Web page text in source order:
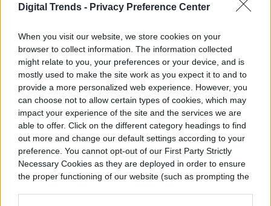
Digital Trends - Privacy Preference Center
When you visit our website, we store cookies on your
browser to collect information. The information collected
might relate to you, your preferences or your device, and is
mostly used to make the site work as you expect it to and to
provide a more personalized web experience. However, you
can choose not to allow certain types of cookies, which may
impact your experience of the site and the services we are
able to offer. Click on the different category headings to find
out more and change our default settings according to your
preference. You cannot opt-out of our First Party Strictly
Necessary Cookies as they are deployed in order to ensure
the proper functioning of our website (such as prompting the
El público puede haber estado confundido
por la toma de Rocket abrazando a una
nutria en el trailer, pero esto último es
mucho más importante de lo que uno
pensaría. Esta nutria es, sin duda, la versión